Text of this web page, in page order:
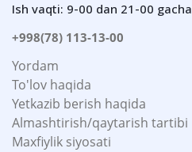
Ish vaqti: 9-00 dan 21-00 gacha
+998(78) 113-13-00
Yordam
To'lov haqida
Yetkazib berish haqida
Almashtirish/qaytarish tartibi
Maxfiylik siyosati